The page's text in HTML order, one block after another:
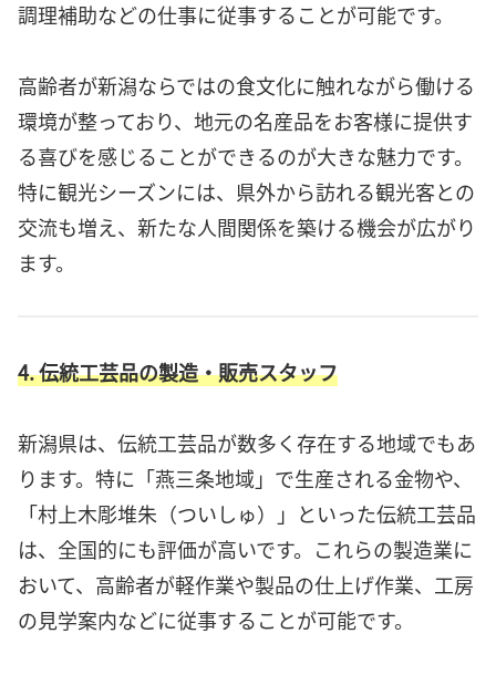
調理補助などの仕事に従事することが可能です。
高齢者が新潟ならではの食文化に触れながら働ける
環境が整っており、地元の名産品をお客様に提供す
る喜びを感じることができるのが大きな魅力です。
特に観光シーズンには、県外から訪れる観光客との
交流も増え、新たな人間関係を築ける機会が広がり
ます。
4. 伝統工芸品の製造・販売スタッフ
新潟県は、伝統工芸品が数多く存在する地域でもあ
ります。特に「燕三条地域」で生産される金物や、
「村上木彫堆朱（ついしゅ）」といった伝統工芸品
は、全国的にも評価が高いです。これらの製造業に
おいて、高齢者が軽作業や製品の仕上げ作業、工房
の見学案内などに従事することが可能です。